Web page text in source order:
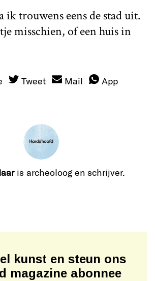
trouwens eens de stad uit.
misschien, of een huis in
Tweet Mail App
is archeoloog en schrijver.
kunst en steun ons
magazine abonnee